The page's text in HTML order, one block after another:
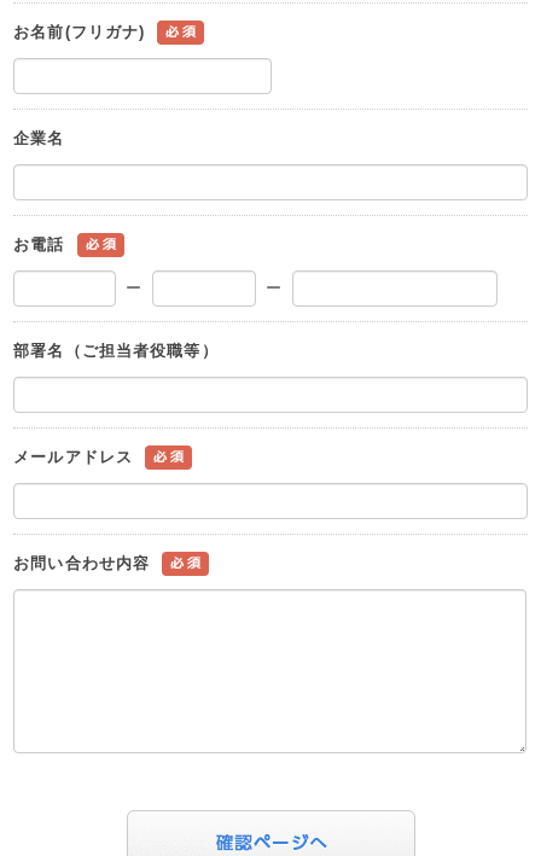
お名前(フリガナ)
企業名
お電話
ー ー
部署名（ご担当者役職等）
メールアドレス
お問い合わせ内容